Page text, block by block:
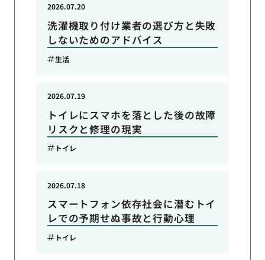
洗濯機取り付け業者の選び方と失敗
しないためのアドバイス
2026.07.20
生活
トイレにスマホを落とした後の故障
リスクと修理の現実
2026.07.19
トイレ
スマートフォン依存社会に潜むトイ
レでの予期せぬ事故と行動心理
2026.07.18
トイレ